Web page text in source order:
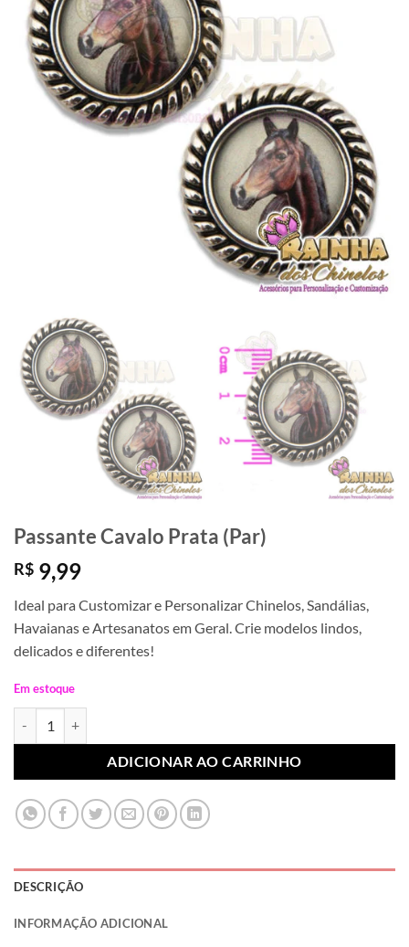
Passante Cavalo Prata (Par)
R$ 9,99
Ideal para Customizar e Personalizar Chinelos, Sandálias,
Havaianas e Artesanatos em Geral. Crie modelos lindos,
delicados e diferentes!
Em estoque
ADICIONAR AO CARRINHO
DESCRIÇÃO
INFORMAÇÃO ADICIONAL